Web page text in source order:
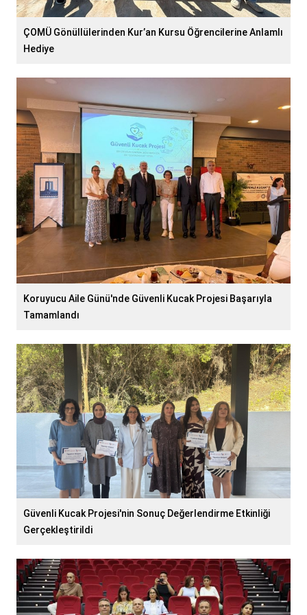
ÇOMÜ Gönüllülerinden Kur’an Kursu Öğrencilerine Anlamlı
Hediye
Koruyucu Aile Günü'nde Güvenli Kucak Projesi Başarıyla
Tamamlandı
Güvenli Kucak Projesi'nin Sonuç Değerlendirme Etkinliği
Gerçekleştirildi